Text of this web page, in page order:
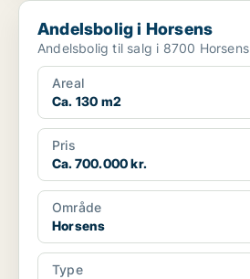
Andelsbolig i Horsens
Andelsbolig i Horsens
Andelsbolig til salg i 8700 Horsens
Areal
Ca. 130 m2
Pris
Ca. 700.000 kr.
Område
Horsens
Type